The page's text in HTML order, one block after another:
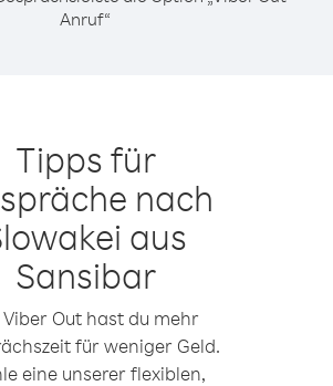
Anruf“
Tipps für
nach
aus
Sansibar
Out hast du mehr
für weniger Geld.
eine unserer flexiblen,